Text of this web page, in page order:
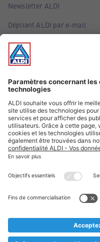
Newsletter ALDI
Dépliant ALDI par e-mail
Offres
Infos essentielles
Suivez ALDI
Textes marqués d'un
* Nous vendons ces articles
au cas où, malgré le
prématurément en rupture
** Sur ce site, l’utilisation